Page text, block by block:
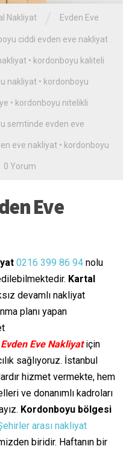
Nakliyat Evden Eve
ciddi evden eve nakliyat
• kordonboyu kaliteli
nakliyat • kordonboyu
• kordonboyu nitelikli
semtinde evden eve
eve nakliyat • kordonboyu
0 Yorum
Eve
0216 399 86 94 nolu
Kartal
devamlı nakliyat
planı yapan
Eve Nakliyatiçin
sağlıyoruz. İstanbul
hizmet vermekte, hem
ve donanımlı kadroları
Kordonboyu bölgesi
arası nakliyat
biridir. Haftanın bir